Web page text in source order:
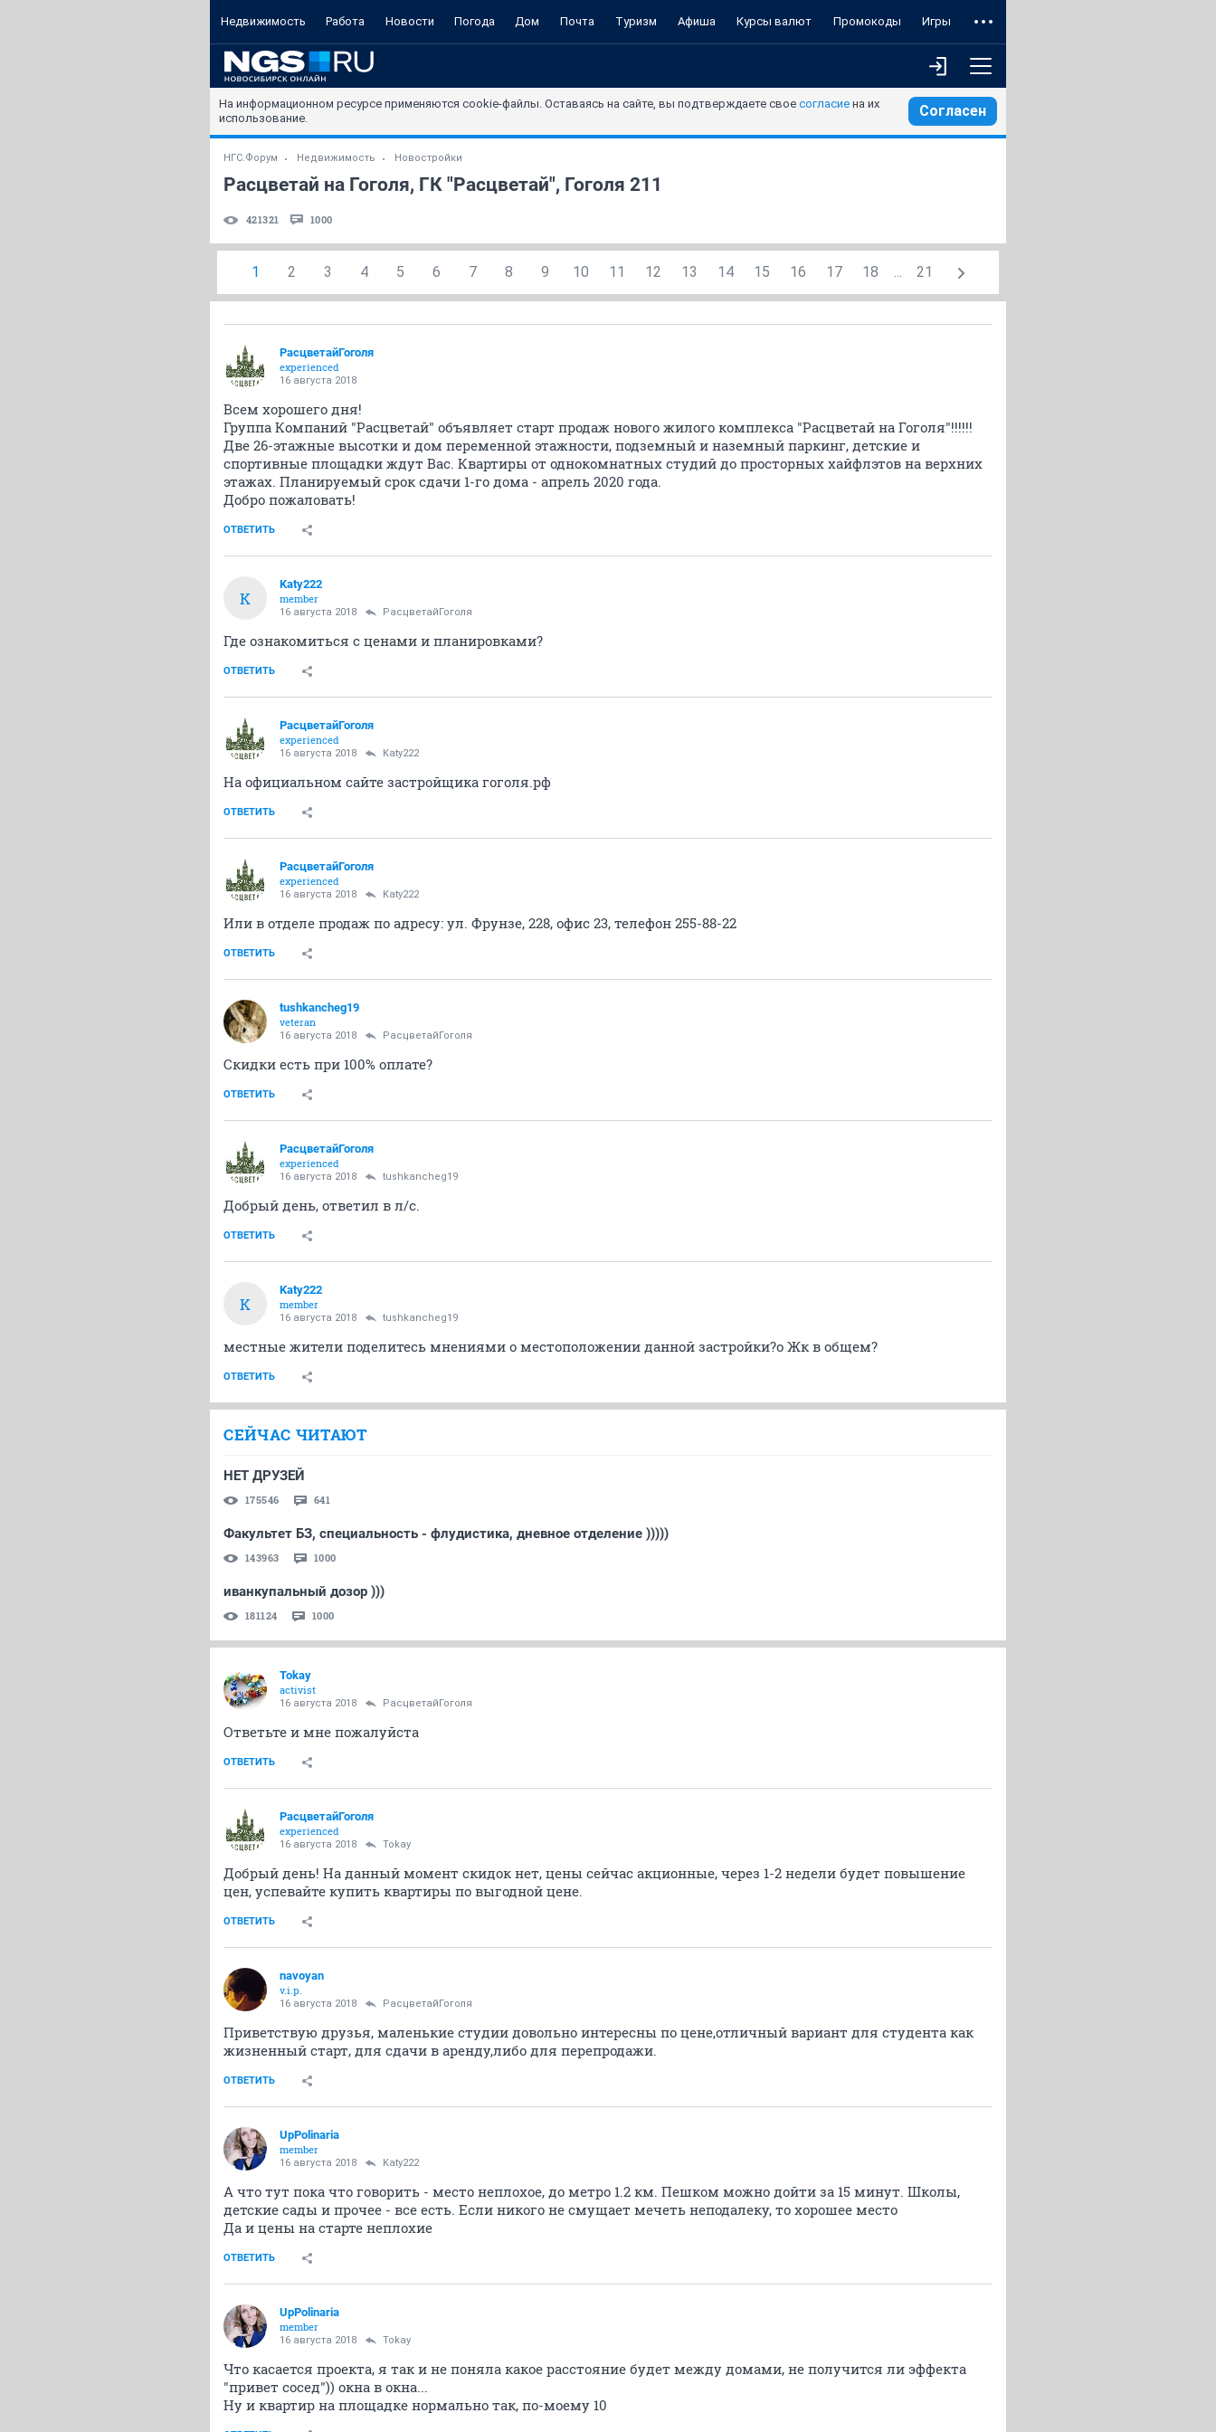
Недвижимость Работа Новости Погода Дом Почта Туризм Афиша Курсы валют Промокоды Игры
На информационном ресурсе применяются cookie-файлы. Оставаясь на сайте, вы подтверждаете свое согласие на их
использование.
Согласен
НГС.Форум Недвижимость Новостройки
Расцветай на Гоголя, ГК "Расцветай", Гоголя 211
421321 1000
1 2 3 4 5 6 7 8 9 10 11 12 13 14 15 16 17 18 ... 21
РасцветайГоголя
experienced
16 августа 2018
Всем хорошего дня!
Группа Компаний "Расцветай" объявляет старт продаж нового жилого комплекса "Расцветай на Гоголя"!!!!!!
Две 26-этажные высотки и дом переменной этажности, подземный и наземный паркинг, детские и
спортивные площадки ждут Вас. Квартиры от однокомнатных студий до просторных хайфлэтов на верхних
этажах. Планируемый срок сдачи 1-го дома - апрель 2020 года.
Добро пожаловать!
ОТВЕТИТЬ
K
Katy222
member
16 августа 2018 РасцветайГоголя
Где ознакомиться с ценами и планировками?
ОТВЕТИТЬ
РасцветайГоголя
experienced
16 августа 2018 Katy222
На официальном сайте застройщика гоголя.рф
ОТВЕТИТЬ
РасцветайГоголя
experienced
16 августа 2018 Katy222
Или в отделе продаж по адресу: ул. Фрунзе, 228, офис 23, телефон 255-88-22
ОТВЕТИТЬ
tushkancheg19
veteran
16 августа 2018 РасцветайГоголя
Скидки есть при 100% оплате?
ОТВЕТИТЬ
РасцветайГоголя
experienced
16 августа 2018 tushkancheg19
Добрый день, ответил в л/с.
ОТВЕТИТЬ
K
Katy222
member
16 августа 2018 tushkancheg19
местные жители поделитесь мнениями о местоположении данной застройки?о Жк в общем?
ОТВЕТИТЬ
СЕЙЧАС ЧИТАЮТ
НЕТ ДРУЗЕЙ
175546 641
Факультет БЗ, специальность - флудистика, дневное отделение )))))
143963 1000
иванкупальный дозор )))
181124 1000
Tokay
activist
16 августа 2018 РасцветайГоголя
Ответьте и мне пожалуйста
ОТВЕТИТЬ
РасцветайГоголя
experienced
16 августа 2018 Tokay
Добрый день! На данный момент скидок нет, цены сейчас акционные, через 1-2 недели будет повышение
цен, успевайте купить квартиры по выгодной цене.
ОТВЕТИТЬ
navoyan
v.i.p.
16 августа 2018 РасцветайГоголя
Приветствую друзья, маленькие студии довольно интересны по цене,отличный вариант для студента как
жизненный старт, для сдачи в аренду,либо для перепродажи.
ОТВЕТИТЬ
UpPolinaria
member
16 августа 2018 Katy222
А что тут пока что говорить - место неплохое, до метро 1.2 км. Пешком можно дойти за 15 минут. Школы,
детские сады и прочее - все есть. Если никого не смущает мечеть неподалеку, то хорошее место
Да и цены на старте неплохие
ОТВЕТИТЬ
UpPolinaria
member
16 августа 2018 Tokay
Что касается проекта, я так и не поняла какое расстояние будет между домами, не получится ли эффекта
"привет сосед")) окна в окна...
Ну и квартир на площадке нормально так, по-моему 10